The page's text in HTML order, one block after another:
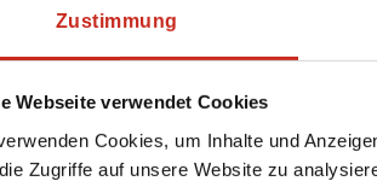
Zustimmung
Webseite verwendet Cookies
Cookies, um Inhalte und
Zugriffe auf unsere Website zu